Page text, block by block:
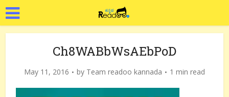
Ch8WABbWsAEbPoD
May 11, 2016 by Team readoo kannada 1 min read